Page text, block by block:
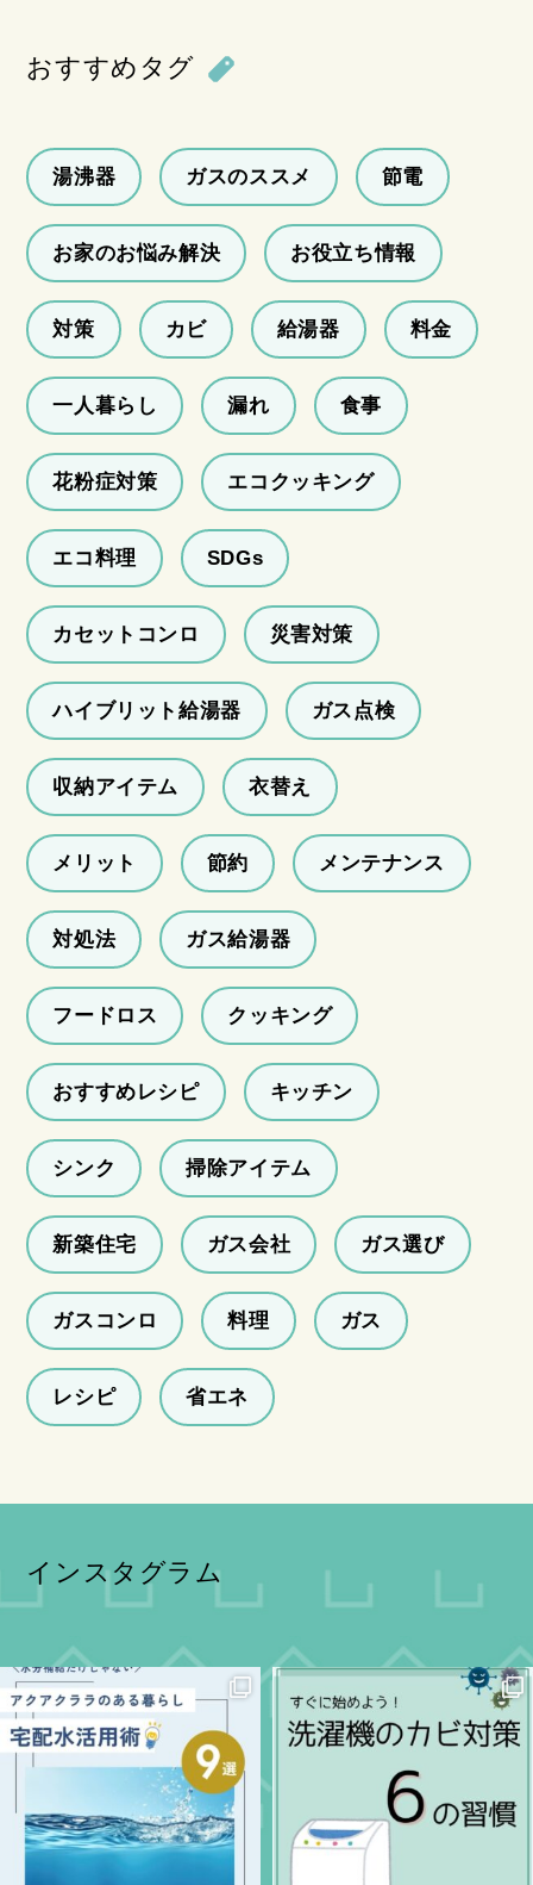
おすすめタグ
湯沸器 ガスのススメ 節電
お家のお悩み解決 お役立ち情報
対策 カビ 給湯器 料金
一人暮らし 漏れ 食事
花粉症対策 エコクッキング
エコ料理 SDGs
カセットコンロ 災害対策
ハイブリット給湯器 ガス点検
収納アイテム 衣替え
メリット 節約 メンテナンス
対処法 ガス給湯器
フードロス クッキング
おすすめレシピ キッチン
シンク 掃除アイテム
新築住宅 ガス会社 ガス選び
ガスコンロ 料理 ガス
レシピ 省エネ
インスタグラム